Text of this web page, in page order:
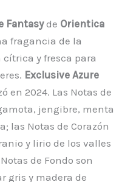
Fantasyde Orientica
fragancia de la
y fresca para
Exclusive Azure
en 2024. Las Notas de
jengibre, menta
las Notas de Corazón
y lirio de los valles
de Fondo son
gris y madera de